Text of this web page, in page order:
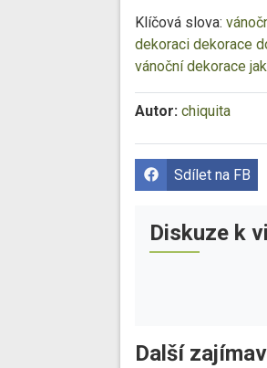
Klíčová slova:
dekoraci dekorace
vánoční dekorace
Autor: chiquita
Sdílet na FB
Diskuze k
Další